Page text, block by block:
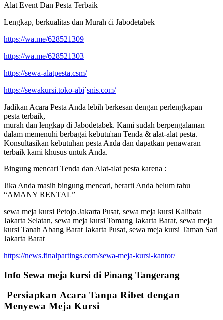
Alat Event Dan Pesta Terbaik
Lengkap, berkualitas dan Murah di Jabodetabek
https://wa.me/628521309
https://wa.me/628521303
https://sewa-alatpesta.csm/
https://sewakursi.toko-abi`snis.com/
Jadikan Acara Pesta Anda lebih berkesan dengan perlengkapan
pesta terbaik,
murah dan lengkap di Jabodetabek. Kami sudah berpengalaman
dalam memenuhi berbagai kebutuhan Tenda & alat-alat pesta.
Konsultasikan kebutuhan pesta Anda dan dapatkan penawaran
terbaik kami khusus untuk Anda.
Bingung mencari Tenda dan Alat-alat pesta karena :
Jika Anda masih bingung mencari, berarti Anda belum tahu
“AMANY RENTAL”
sewa meja kursi Petojo Jakarta Pusat, sewa meja kursi Kalibata
Jakarta Selatan, sewa meja kursi Tomang Jakarta Barat, sewa meja
kursi Tanah Abang Barat Jakarta Pusat, sewa meja kursi Taman Sari
Jakarta Barat
https://news.finalpartings.com/sewa-meja-kursi-kantor/
Info Sewa meja kursi di Pinang Tangerang
Persiapkan Acara Tanpa Ribet dengan
Menyewa Meja Kursi